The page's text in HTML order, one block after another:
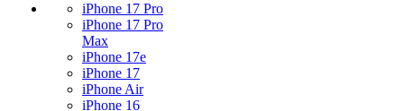
iPhone 17 Pro
iPhone 17 Pro
Max
iPhone 17e
iPhone 17
iPhone Air
iPhone 16